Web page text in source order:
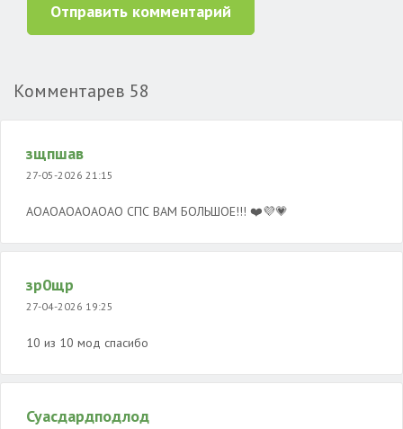
Отправить комментарий
Комментарев 58
зщпшав
27-05-2026 21:15
АОАОАОАОАОАО СПС ВАМ БОЛЬШОЕ!!! ❤️💜💗
зр0щр
27-04-2026 19:25
10 из 10 мод спасибо
Суасдардподлод